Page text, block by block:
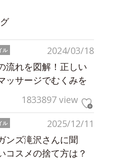
2024/03/18
ル
流れを図解！正しい
ッサージでむくみを
1833897 view
2025/12/11
ル
ンズ滝沢さんに聞
コスメの捨て方は？